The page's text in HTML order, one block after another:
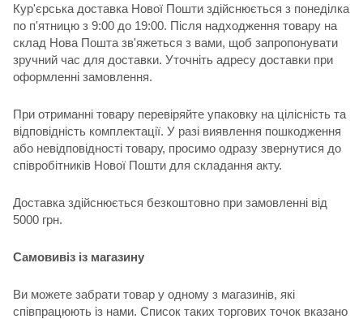
Кур'єрська доставка Нової Пошти здійснюється з понеділка
по п'ятницю з 9:00 до 19:00. Після надходження товару на
склад Нова Пошта зв'яжеться з вами, щоб запропонувати
зручний час для доставки. Уточніть адресу доставки при
оформленні замовлення.
При отриманні товару перевіряйте упаковку на цілісність та
відповідність комплектації. У разі виявлення пошкодження
або невідповідності товару, просимо одразу звернутися до
співробітників Нової Пошти для складання акту.
Доставка здійснюється безкоштовно при замовленні від
5000 грн.
Самовивіз із магазину
Ви можете забрати товар у одному з магазинів, які
співпрацюють із нами. Список таких торгових точок вказано